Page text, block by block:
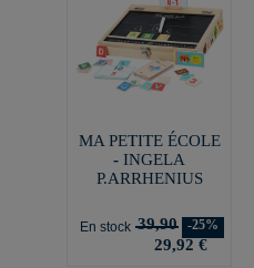
MA PETITE ÉCOLE
- INGELA
P.ARRHENIUS
En stock 39,90 -25%
29,92 €